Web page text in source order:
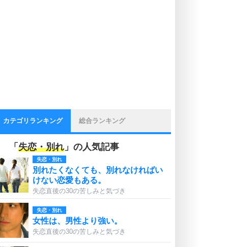
カテゴリランキング 総合ランキング
「 失恋・別れ 」の人気記事
失恋・別れ
別れたくなくても、別れなければい
けない恋愛もある。
失恋直後の30の苦しみと気づき
失恋・別れ
女性は、男性より強い。
失恋直後の30の苦しみと気づき